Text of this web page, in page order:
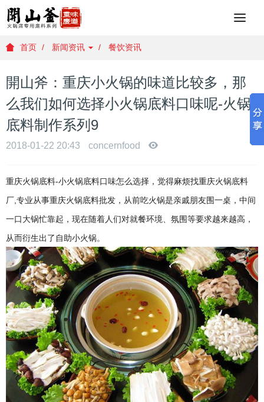
重
料
批
发
锅
底
料
厂
重
庆
火
锅
底
料
厂
，
四
川
锅
首页 新闻资讯 餐饮资讯
開山斧：重庆小火锅的味道比较多，那
么我们如何选择小火锅底料口味呢-火锅
底料制作系列9
2018-01-22 20:43 concernfood
重庆火锅底料-小火锅底料口味怎么选择，觉得麻烦找重庆火锅底料
厂,专业从事重庆火锅底料批发，从前吃火锅是亲戚朋友围一桌，中间
一口大锅忙靠起，现在随着人们对就餐环境、氛围等要求越来越高，
从而衍生出了自助小火锅。